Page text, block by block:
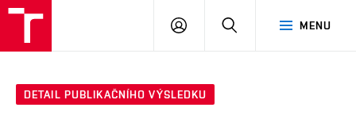
MENU
PŘIHLÁSIT
DETAIL PUBLIKAČNÍHO VÝSLEDKU